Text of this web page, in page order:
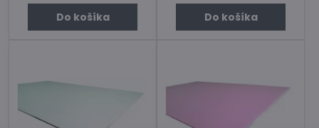
Do košíka Do košíka